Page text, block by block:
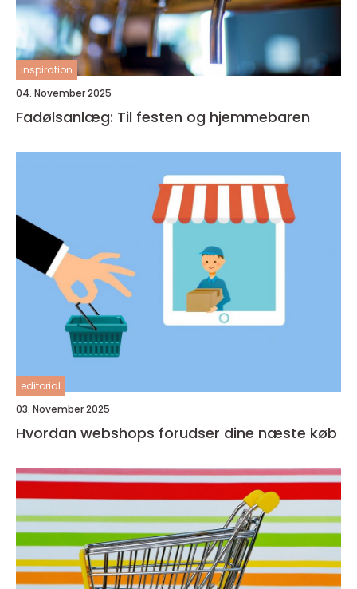
inspiration
04. November 2025
Fadølsanlæg: Til festen og hjemmebaren
editorial
03. November 2025
Hvordan webshops forudser dine næste køb